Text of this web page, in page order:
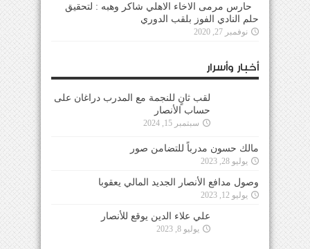
حارس مرمى الاخاء الاهلي شاكر وهبه : لتحقيق
حلم النادي الفوز بلقب الدوري
نوفمبر 27, 2020
أخبار وأسرار
لقب ثانٍ للنجمة مع المدرب دراغان على
حساب الأنصار
سبتمبر 15, 2024
مالك حسون مدرباً للتضامن صور
يوليو 28, 2023
وصول مدافع الأنصار الجديد المالي يعقوبا
يوليو 12, 2023
علي علاء الدين يوقع للأنصار
يوليو 8, 2023